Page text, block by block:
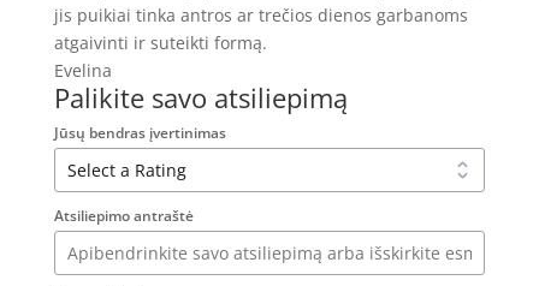
jis puikiai tinka antros ar trečios dienos garbanoms
atgaivinti ir suteikti formą.
Evelina
Palikite savo atsiliepimą
Jūsų bendras įvertinimas
Atsiliepimo antraštė